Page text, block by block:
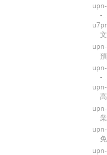
-...
-...